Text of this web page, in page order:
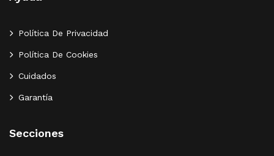
Política De Privacidad
Política De Cookies
Cuidados
Garantía
Secciones